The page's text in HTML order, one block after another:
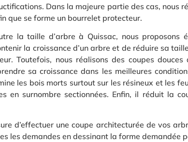
Dans la majeure partie des cas, nous
que se forme un bourrelet protecteur.
la taille d’arbre à Quissac, nous proposons
la croissance d’un arbre et de réduire sa
Toutefois, nous réalisons des coupes
sa croissance dans les meilleures
les bois morts surtout sur les résineux et les
en surnombre sectionnées. Enfin, il réduit la
d’effectuer une coupe architecturée de vos
les demandes en dessinant la forme demandée